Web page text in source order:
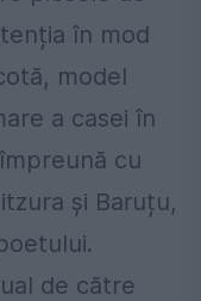
în mod
model
a casei în
cu
și Baruțu,
de către